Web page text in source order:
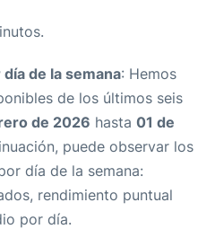
de la semana: Hemos
de los últimos seis
de 2026 hasta 01 de
puede observar los
día de la semana:
rendimiento puntual
por día.